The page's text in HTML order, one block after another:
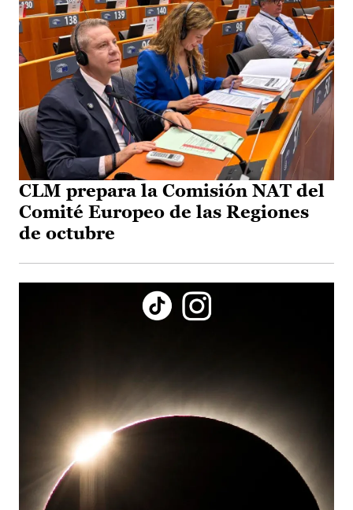
CLM prepara la Comisión NAT del
Comité Europeo de las Regiones
de octubre